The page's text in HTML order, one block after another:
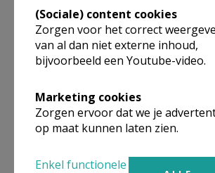
Stuur een mailtje
Google Maps
pastoor
De heerJos Houthuys
1653 Dworp
(Sociale) content cookies
Zorgen voor het correct
van al dan niet externe inhoud,
bijvoorbeeld een Youtube-video.
Marketing cookies
Zorgen ervoor dat we je
op maat kunnen laten zien.
Enkel functionele